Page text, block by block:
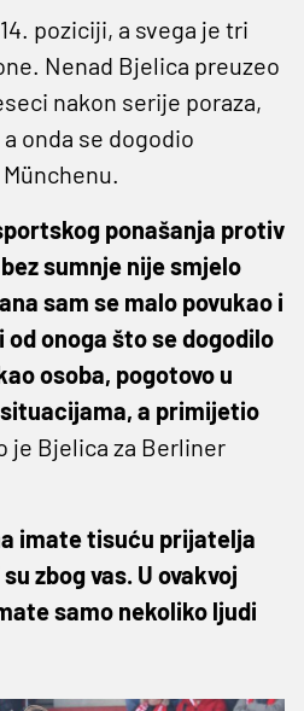
poziciji, a svega je tri
Nenad Bjelica preuzeo
nakon serije poraza,
onda se dogodio
ponašanja protiv
sumnje nije smjelo
sam se malo povukao i
onoga što se dogodilo
osoba, pogotovo u
a primijetio
je Bjelica za Berliner
imate tisuću prijatelja
zbog vas. U ovakvoj
samo nekoliko ljudi